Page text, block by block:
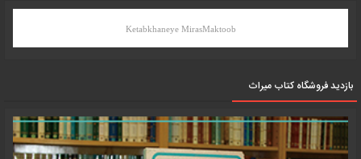
Ketabkhaneye MirasMaktoob
بازدید فروشگاه کتاب میراث